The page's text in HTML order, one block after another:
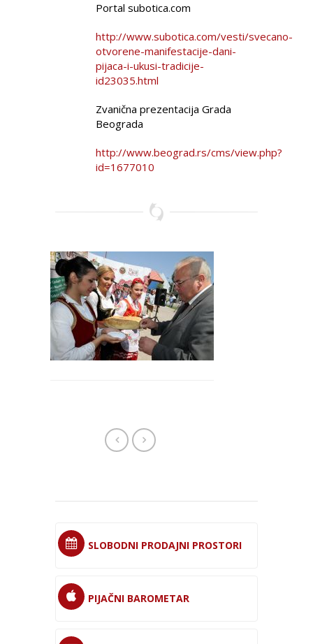
Portal subotica.com
http://www.subotica.com/vesti/svecano-
otvorene-manifestacije-dani-
pijaca-i-ukusi-tradicije-
id23035.html
Zvanična prezentacija Grada
Beograda
http://www.beograd.rs/cms/view.php?
id=1677010
SLOBODNI PRODAJNI PROSTORI
PIJAČNI BAROMETAR